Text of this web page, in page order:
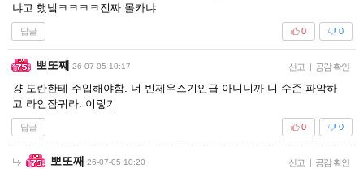
냐고 했넼ㅋㅋㅋㅋ진짜 몰카냐
답글 0
0
뽀또째 26-07-05 10:17 신고 | 공감 확인
걍 도란한테 주입해야함. 너 빈제우스기인급 아니니까 니 수준 파악하
고 라인잠궈라. 이렇기
답글 0
0
뽀또째 26-07-05 10:20 신고 | 공감 확인